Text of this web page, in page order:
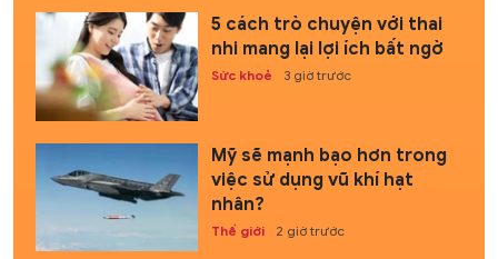
5 cách trò chuyện với thai
nhi mang lại lợi ích bất ngờ
Sức khoẻ 3 giờ trước
Mỹ sẽ mạnh bạo hơn trong
việc sử dụng vũ khí hạt
nhân?
Thế giới 2 giờ trước